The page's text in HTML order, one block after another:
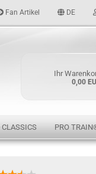
Fan Artikel DE
Ihr
0,00
PRO